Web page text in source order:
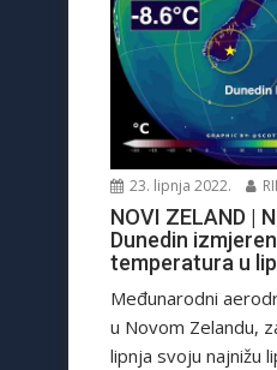
23. lipnja 2022.
NOVI ZELAND |
Dunedin
temperatura u
Međunarodni
u Novom Zelandu,
lipnja svoju najnižu